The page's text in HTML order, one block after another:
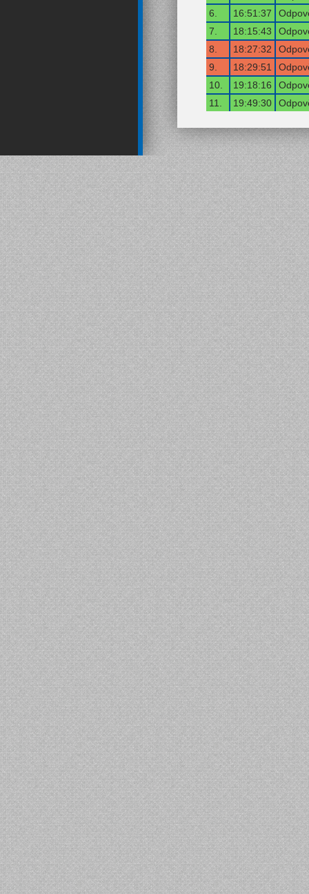
6.
16:51:37
7.
18:15:43
8.
18:27:32
9.
18:29:51
10.
19:18:16
11.
19:49:30